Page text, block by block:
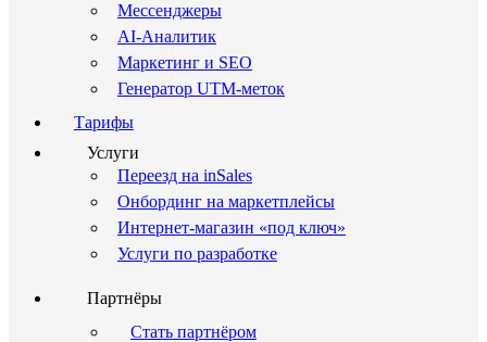
Мессенджеры
AI-Аналитик
Маркетинг и SEO
Генератор UTM-меток
Тарифы
Услуги
Переезд на inSales
Онбординг на маркетплейсы
Интернет-магазин «под ключ»
Услуги по разработке
Партнёры
Стать партнёром